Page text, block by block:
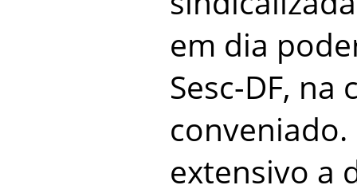
em dia
Sesc-DF, na
extensivo a